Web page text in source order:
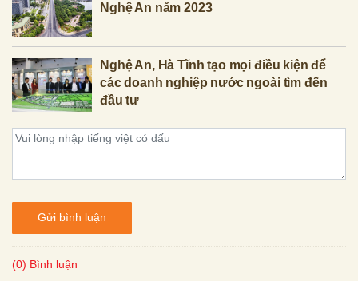
Nghệ An năm 2023
Nghệ An, Hà Tĩnh tạo mọi điều kiện để
các doanh nghiệp nước ngoài tìm đến
đầu tư
Gửi bình luận
(0) Bình luận